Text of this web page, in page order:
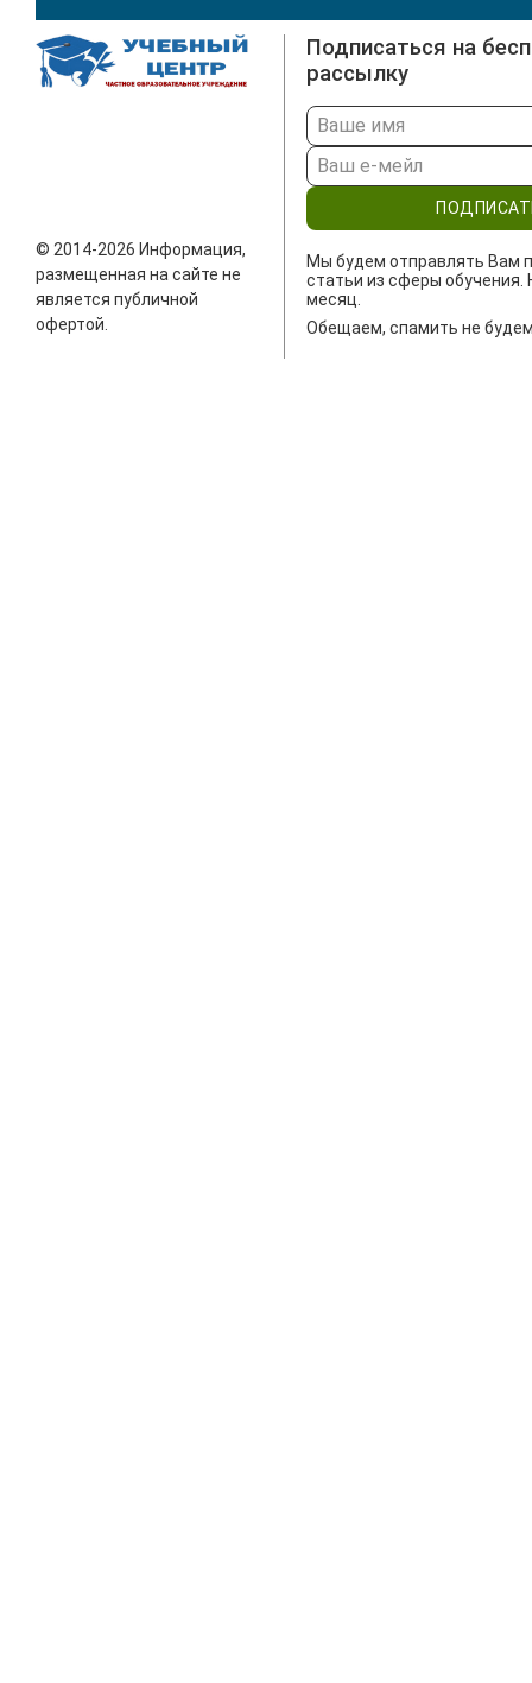
© 2014-2026 Информация,
размещенная на сайте не
является публичной
офертой.
Подписаться на
рассылку
Мы будем отправлять Вам
статьи из сферы обучения.
месяц.
Обещаем, спамить не